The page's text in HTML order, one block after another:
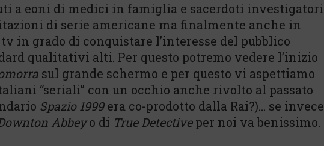
a eoni di medici in famiglia e sacerdoti investigatori
di serie americane ma finalmente anche in
in grado di conquistare l’interesse del pubblico
qualitativi alti. Per questo potremo vedere l’inizio
sul grande schermo e per questo vi aspettiamo
“seriali” con un occhio anche rivolto al passato
Spazio 1999era co-prodotto dalla Rai?)… se invece
Abbeyo di True Detectiveper noi va benissimo.